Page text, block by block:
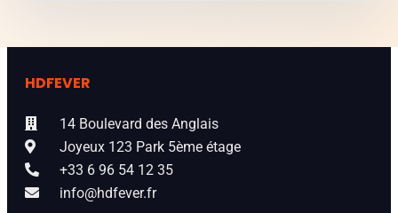
HDFEVER
14 Boulevard des Anglais
Joyeux 123 Park 5ème étage
+33 6 96 54 12 35
info@hdfever.fr